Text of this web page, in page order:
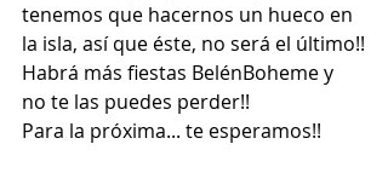
tenemos que hacernos un hueco en
la isla, así que éste, no será el último!!
Habrá más fiestas BelénBoheme y
no te las puedes perder!!
Para la próxima... te esperamos!!